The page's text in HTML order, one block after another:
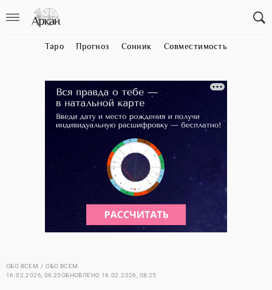
Таро Прогноз Сонник Совместимость
ОБО ВСЕМ
ОБО ВСЕМ
16.02.2026, 06:25ОБНОВЛЕНО 16.02.2026, 08:25